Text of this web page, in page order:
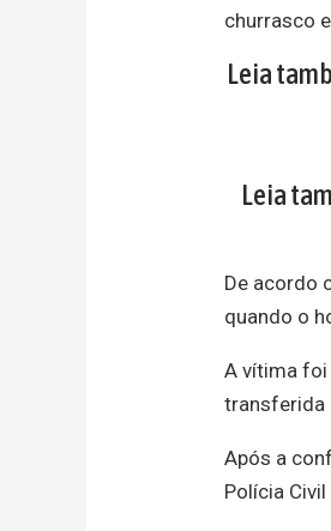
churrasco
Leia
Leia
De acordo
quando o
A vítima foi
transferida
Após a
Polícia